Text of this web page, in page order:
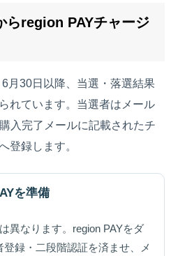
らregion PAYチャージ
月30日以降、当選・落選結果
れています。当選者はメール
入完了メールに記載されたチ
登録します。
を準備
異なります。region PAYをダ
録・二段階認証を済ませ、メ